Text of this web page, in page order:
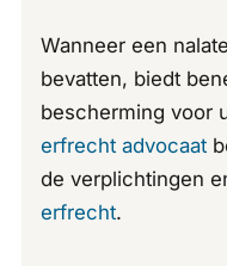
Wanneer een
bevatten, biedt
bescherming voor
erfrecht advocaat
de verplichtingen
erfrecht.